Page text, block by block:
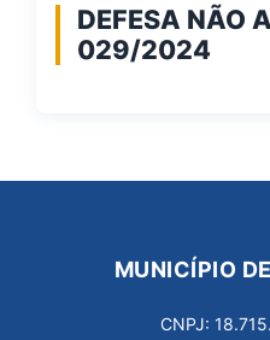
DEFESA NÃO
029/2024
MUNICÍPIO
CNPJ: